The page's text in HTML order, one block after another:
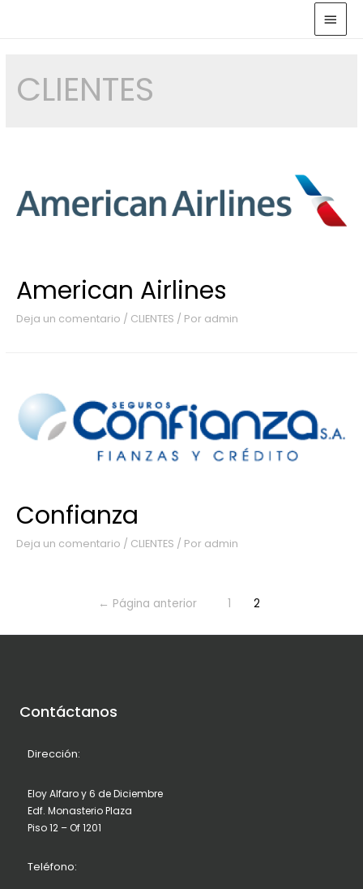
CLIENTES
American Airlines
Deja un comentario / CLIENTES / Por admin
Confianza
Deja un comentario / CLIENTES / Por admin
← Página anterior 1 2
Contáctanos
Dirección:
Eloy Alfaro y 6 de Diciembre
Edf. Monasterio Plaza
Piso 12 – Of 1201
Teléfono: